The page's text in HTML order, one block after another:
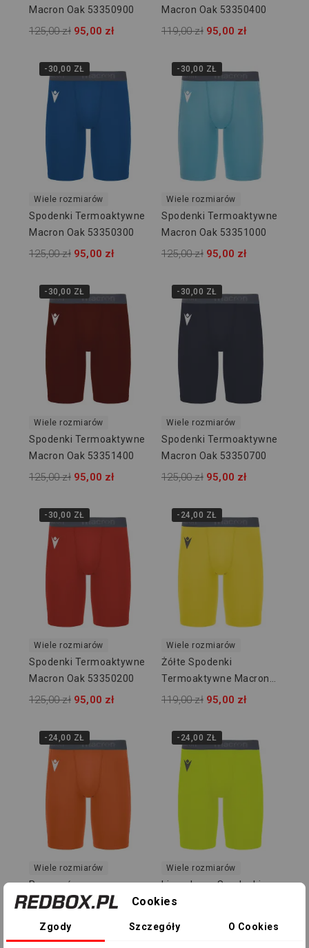
Macron Oak 53350900
125,00 zł 95,00 zł
Macron Oak 53350400
119,00 zł 95,00 zł
-30,00 ZŁ
Wiele rozmiarów
Spodenki Termoaktywne
Macron Oak 53350300
125,00 zł 95,00 zł
-30,00 ZŁ
Wiele rozmiarów
Spodenki Termoaktywne
Macron Oak 53351000
125,00 zł 95,00 zł
-30,00 ZŁ
Wiele rozmiarów
Spodenki Termoaktywne
Macron Oak 53351400
125,00 zł 95,00 zł
-30,00 ZŁ
Wiele rozmiarów
Spodenki Termoaktywne
Macron Oak 53350700
125,00 zł 95,00 zł
-30,00 ZŁ
Wiele rozmiarów
Spodenki Termoaktywne
Macron Oak 53350200
125,00 zł 95,00 zł
-24,00 ZŁ
Wiele rozmiarów
Żółte Spodenki
Termoaktywne Macron
Oak 53350500
119,00 zł 95,00 zł
-24,00 ZŁ
Wiele rozmiarów
Pomarańczowe
Spodenki Termoaktywne
119,00 zł
-24,00 ZŁ
Wiele rozmiarów
Limonkowe Spodenki
Termoaktywne Macron
119,00 zł 95,00 zł
Cookies
Zgody Szczegóły O Cookies